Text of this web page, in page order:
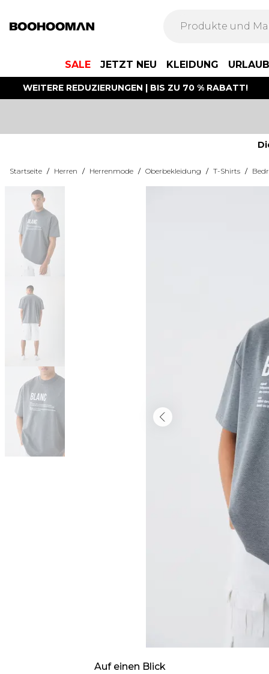
SALE JETZT NEU KLEIDUNG
WEITERE REDUZIERUNGEN | BIS ZU 70 % RABATT!
Startseite / Herren / Herrenmode / Oberbekleidung / T-Shirts /
Auf einen Blick